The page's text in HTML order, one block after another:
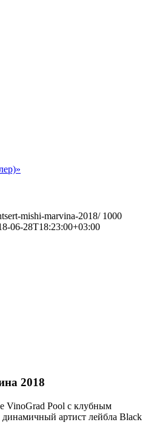
mishi-marvina-2018/ 1000
06-28T18:23:00+03:00
2018
VinoGrad Pool с клубным
артист лейбла Black